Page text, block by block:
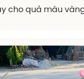
cho quả màu
sinh trưởng tốt